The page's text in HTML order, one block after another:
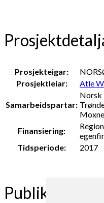
Prosjekteigar:
Prosjektleiar:
Atle
Samarbeidspartar:
Norsk
Finansiering:
Tidsperiode:
2017
Publikasjonar